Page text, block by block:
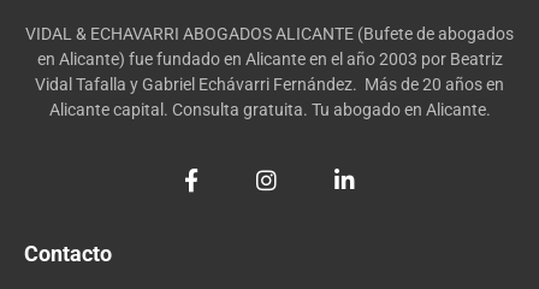
VIDAL & ECHAVARRI ABOGADOS ALICANTE (Bufete de abogados
en Alicante) fue fundado en Alicante en el año 2003 por Beatriz
Vidal Tafalla y Gabriel Echávarri Fernández. Más de 20 años en
Alicante capital. Consulta gratuita. Tu abogado en Alicante.
Contacto